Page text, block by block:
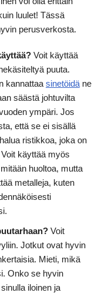
luulet! Tässä
perusverkosta.
Voit käyttää
puuta.
kannattaa sinetöidä ne
säästä johtuvilta
ympäri. Jos
että se ei sisällä
ristikkoa, joka on
käyttää myös
huoltoa, mutta
metalleja, kuten
Voit
Jotkut ovat hyvin
Mieti, mikä
Onko se hyvin
iloinen ja